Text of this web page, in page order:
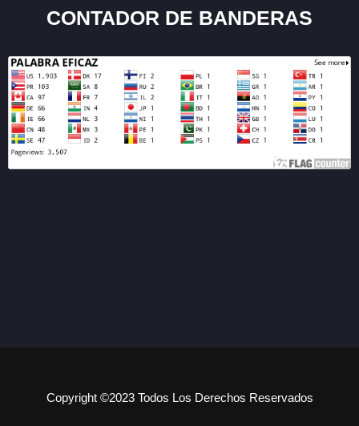
CONTADOR DE BANDERAS
Copyright ©2023 Todos Los Derechos Reservados